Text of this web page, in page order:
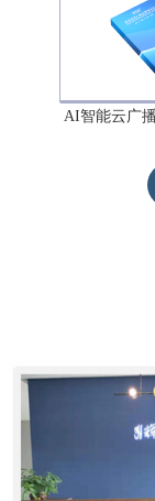
AI智能云广